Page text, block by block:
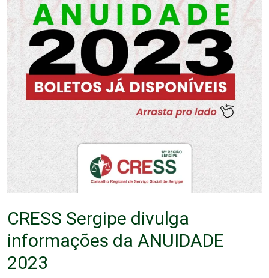
CRESS Sergipe divulga
informações da ANUIDADE
2023